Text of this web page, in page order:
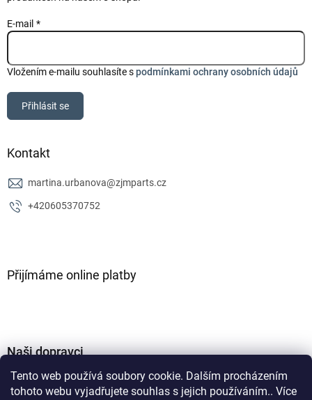
Tento web používá soubory cookie. Dalším procházením
tohoto webu vyjadřujete souhlas s jejich používáním.. Více
E-mail
Vložením e-mailu souhlasíte spodmínkami ochrany osobních údajů
Přihlásit se
Kontakt
martina.urbanova@zjmparts.cz
+420605370752
Přijímáme online platby
Naši dopravci